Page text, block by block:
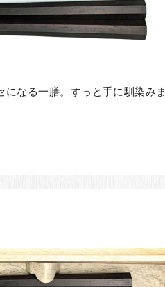
なる一膳。すっと手に馴染みま